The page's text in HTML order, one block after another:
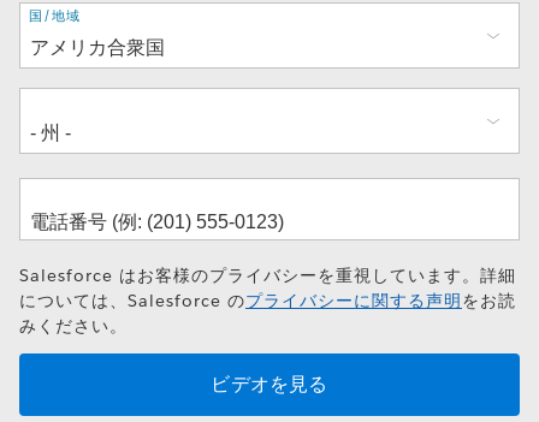
住
所
国/地域
Salesforce はお客様のプライバシーを重視しています。詳細
については、Salesforce のプライバシーに関する声明をお読
みください。